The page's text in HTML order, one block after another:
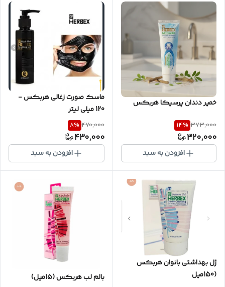
خمیر دندان پرسیکا هربکس
373,000
14%
320,000
افزودن به سبد
ماسک صورت زغالی هربکس -
120 میلی لیتر
470,000
8%
430,000
افزودن به سبد
ژل بهداشتی بانوان هربکس
(150میل
بالم لب هربکس (15میل)